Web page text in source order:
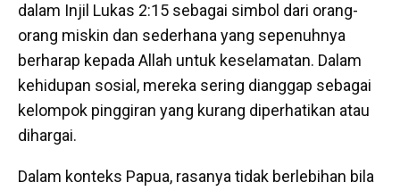
dalam Injil Lukas 2:15 sebagai simbol dari orang-
orang miskin dan sederhana yang sepenuhnya
berharap kepada Allah untuk keselamatan. Dalam
kehidupan sosial, mereka sering dianggap sebagai
kelompok pinggiran yang kurang diperhatikan atau
dihargai.
Dalam konteks Papua, rasanya tidak berlebihan bila